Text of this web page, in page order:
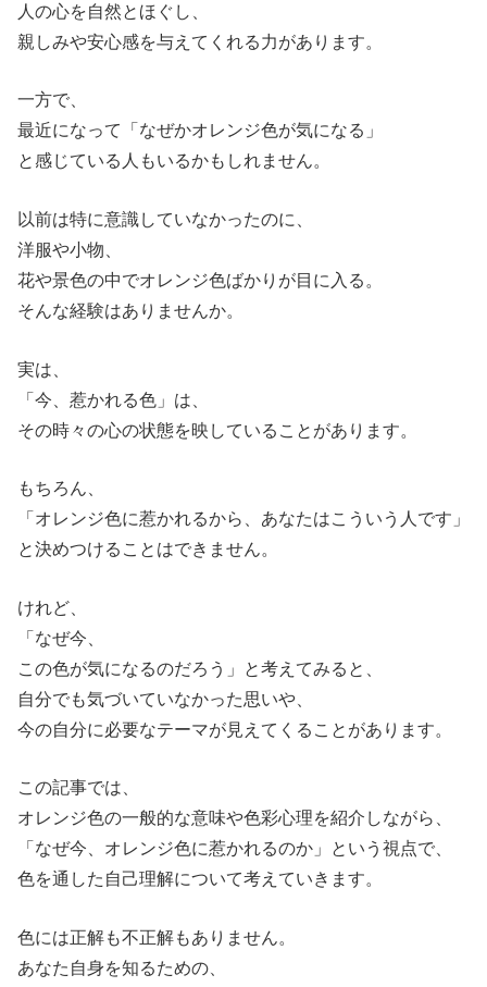
人の心を自然とほぐし、
親しみや安心感を与えてくれる力があります。
一方で、
最近になって「なぜかオレンジ色が気になる」
と感じている人もいるかもしれません。
以前は特に意識していなかったのに、
洋服や小物、
花や景色の中でオレンジ色ばかりが目に入る。
そんな経験はありませんか。
実は、
「今、惹かれる色」は、
その時々の心の状態を映していることがあります。
もちろん、
「オレンジ色に惹かれるから、あなたはこういう人です」
と決めつけることはできません。
けれど、
「なぜ今、
この色が気になるのだろう」と考えてみると、
自分でも気づいていなかった思いや、
今の自分に必要なテーマが見えてくることがあります。
この記事では、
オレンジ色の一般的な意味や色彩心理を紹介しながら、
「なぜ今、オレンジ色に惹かれるのか」という視点で、
色を通した自己理解について考えていきます。
色には正解も不正解もありません。
あなた自身を知るための、